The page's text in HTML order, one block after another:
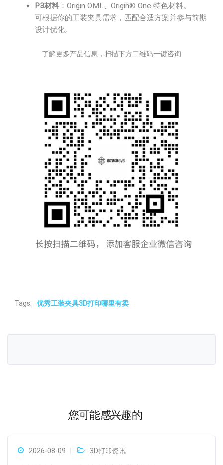
P3材料 ：Origin OML、Origin® One 特色材料。
可根据你的工装夹具需求，匹配合适方案并参与前期
设计优化。
了解更多产品信息，扫描下方二维码一键咨询
Tags: 优秀工装夹具3D打印哪里有卖
您可能感兴趣的
2026-08-09 3D打印资讯